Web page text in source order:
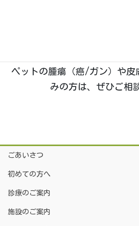
ペットの腫瘍（癌/ガン）や皮
みの方は、ぜひご相
ごあいさつ
初めての方へ
診療のご案内
施設のご案内